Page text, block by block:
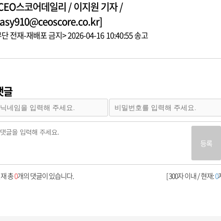
스코어데일리 / 이지원 기자 /
전재-재배포 금지> 2026-04-16 10:40:55 송고
글
등록
[ 300자 이내 / 현재:0
총0개의 댓글이 있습니다.